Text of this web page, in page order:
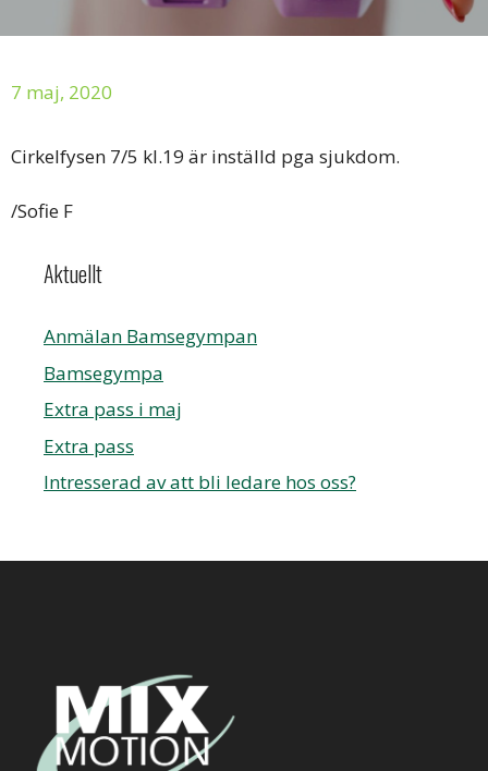
7 maj, 2020
Cirkelfysen 7/5 kl.19 är inställd pga sjukdom.
/Sofie F
Aktuellt
Anmälan Bamsegympan
Bamsegympa
Extra pass i maj
Extra pass
Intresserad av att bli ledare hos oss?